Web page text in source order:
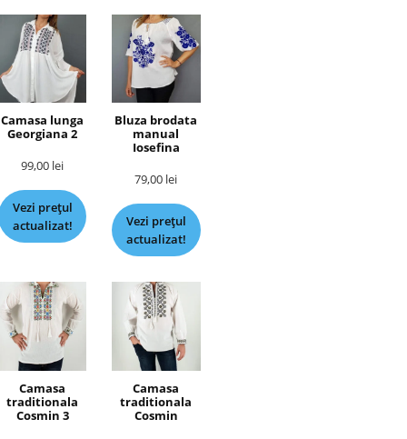
Camasa lunga
Georgiana 2
99,00 lei
Vezi prețul
actualizat!
Bluza brodata
manual
Iosefina
79,00 lei
Vezi prețul
actualizat!
Camasa
traditionala
Cosmin 3
Camasa
traditionala
Cosmin